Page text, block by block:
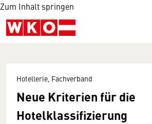
Zum Inhalt springen
Hotellerie, Fachverband
Neue Kriterien für die
Hotelklassifizierung